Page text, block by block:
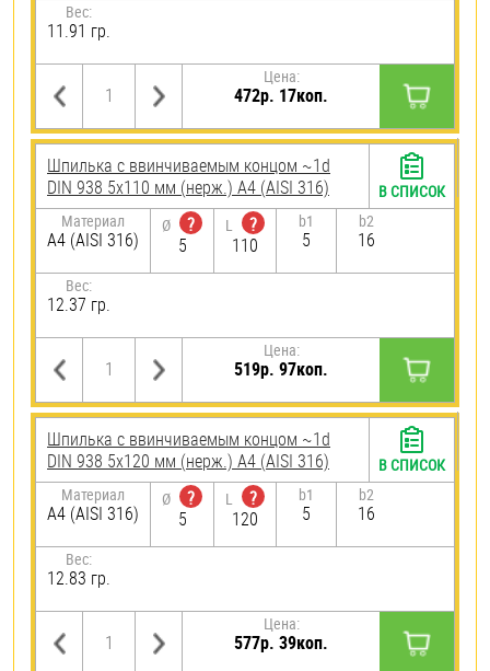
Вес:
11.91 гр.
Цена:
472р. 17коп.
Шпилька c ввинчиваемым концом ~1d
DIN 938 5х110 мм (нерж.) A4 (AISI 316)
Материал
A4 (AISI 316)
Ø
?
5
L
?
110
b1
5
b2
16
Вес:
12.37 гр.
Цена:
519р. 97коп.
В СПИСОК
Шпилька c ввинчиваемым концом ~1d
DIN 938 5х120 мм (нерж.) A4 (AISI 316)
Материал
A4 (AISI 316)
Ø
?
5
L
?
120
b1
5
b2
16
Вес:
12.83 гр.
Цена:
577р. 39коп.
В СПИСОК